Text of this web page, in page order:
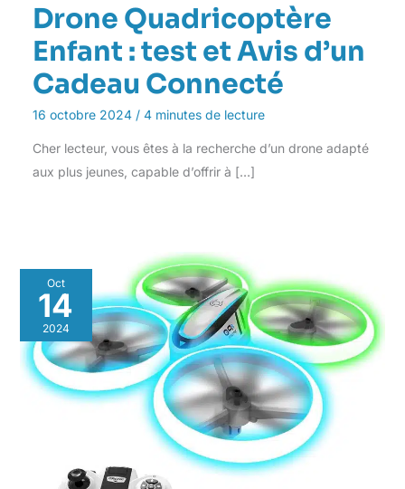
Drone Quadricoptère
Enfant : test et Avis d’un
Cadeau Connecté
16 octobre 2024 / 4 minutes de lecture
Cher lecteur, vous êtes à la recherche d’un drone adapté
aux plus jeunes, capable d’offrir à […]
Oct
14
2024